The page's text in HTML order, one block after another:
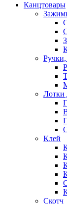
Канцтовары
Лотки
Клей
Скотч